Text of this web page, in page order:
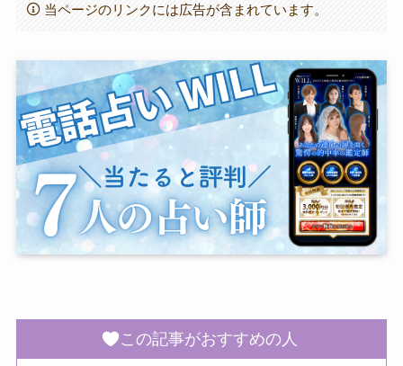
当ページのリンクには広告が含まれています。
この記事がおすすめの人